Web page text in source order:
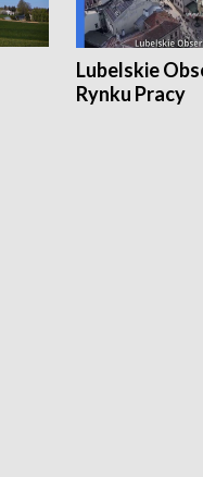
Lubelskie
Rynku Pracy